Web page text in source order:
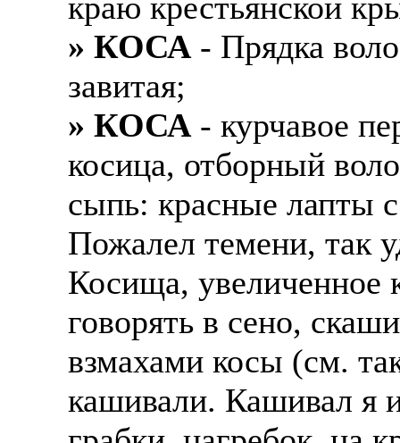
краю крестьянской
» КОСА- Прядка
завитая;
» КОСА- курчавое
косица, отборный
сыпь: красные лапты
Пожалел темени, так
Косища, увеличенное
говорять в сено,
взмахами косы (см.
кашивали. Кашивал я